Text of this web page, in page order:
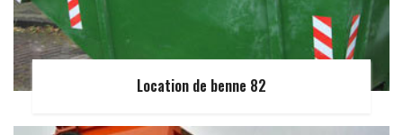
Location de benne 82